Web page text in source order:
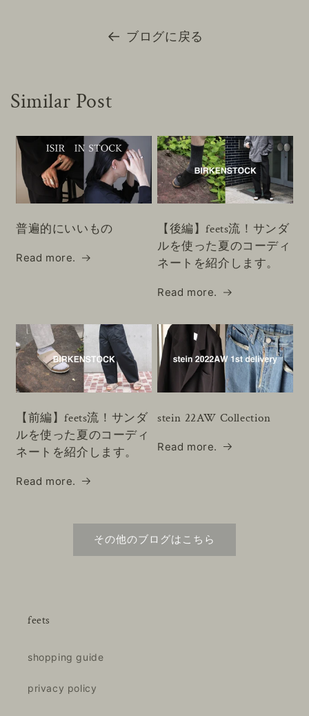
ブログに戻る
Similar Post
普遍的にいいもの
Read more.
【後編】feets流！サンダ
ルを使った夏のコーディ
ネートを紹介します。
Read more.
【前編】feets流！サンダ
ルを使った夏のコーディ
ネートを紹介します。
Read more.
stein 22AW Collection
Read more.
その他のブログはこちら
feets
shopping guide
privacy policy